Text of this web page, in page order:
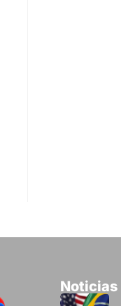
Noticias